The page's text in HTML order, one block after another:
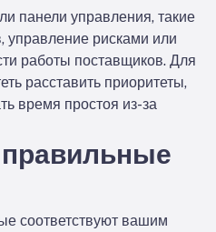
панели управления, такие
управление рисками или
работы поставщиков. Для
расставить приоритеты,
время простоя из-за
соответствуют вашим